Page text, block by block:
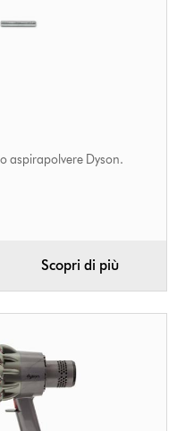
aspirapolvere Dyson.
Scopri di più